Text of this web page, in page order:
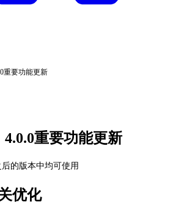
重要功能更新
4.0.0重要功能更新
的版本中均可使用
优化